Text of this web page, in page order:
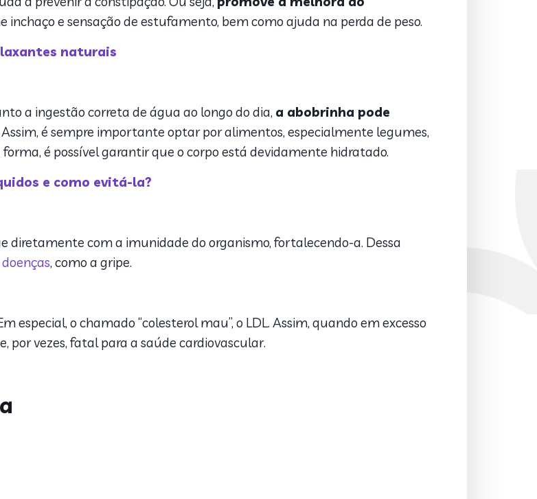
inchaço e sensação de estufamento, bem como ajuda na perda de peso.
naturais
a ingestão correta de água ao longo do dia, a abobrinha pode
Assim, é sempre importante optar por alimentos, especialmente legumes,
é possível garantir que o corpo está devidamente hidratado.
e como evitá-la?
diretamente com a imunidade do organismo, fortalecendo-a. Dessa
, como a gripe.
especial, o chamado “colesterol mau”, o LDL. Assim, quando em excesso
por vezes, fatal para a saúde cardiovascular.